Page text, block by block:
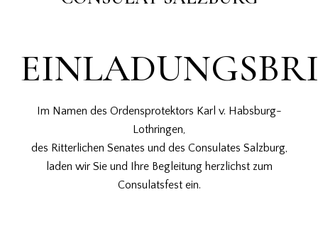
Im Namen des Ordensprotektors Karl v. Habsburg-
Lothringen,
des Ritterlichen Senates und des Consulates Salzburg,
laden wir Sie und Ihre Begleitung herzlichst zum
Consulatsfest ein.